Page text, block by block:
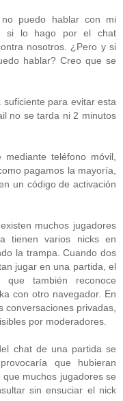
puedo hablar con mi
si lo hago por el chat
nosotros. ¿Pero y si
hablar? Creo que se
para evitar esta
no se tarda ni 2 minutos
teléfono móvil,
pagamos la mayoría,
un código de activación
muchos jugadores
tienen varios nicks en
la trampa. Cuando dos
jugar en una partida, el
que también reconoce
con otro navegador. En
conversaciones privadas,
por moderadores.
chat de una partida se
que hubieran
muchos jugadores se
sin ensuciar el nick